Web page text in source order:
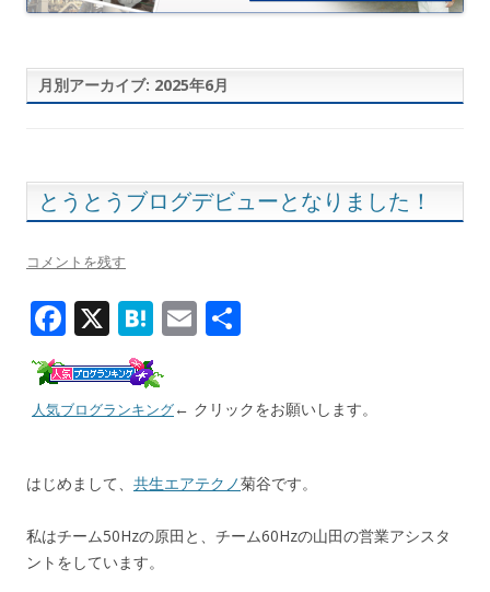
月別アーカイブ: 2025年6月
とうとうブログデビューとなりました！
コメントを残す
F
ac
e
b
o
k
X H
e
n
E
l
人気ブログランキング← クリックをお願いします。
はじめまして、 共生エアテクノ菊谷です。
私はチーム50Hzの原田と、チーム60Hzの山田の営業アシスタ
ントをしています。